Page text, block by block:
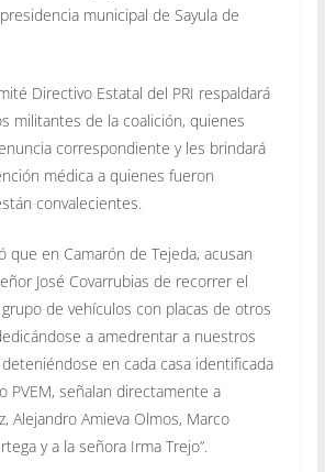
municipal de Sayula de
Directivo Estatal del PRI respaldará
militantes de la coalición, quienes
correspondiente y les brindará
médica a quienes fueron
convalecientes.
que en Camarón de Tejeda, acusan
José Covarrubias de recorrer el
de vehículos con placas de otros
a amedrentar a nuestros
en cada casa identificada
PVEM, señalan directamente a
Alejandro Amieva Olmos, Marco
y a la señora Irma Trejo”.